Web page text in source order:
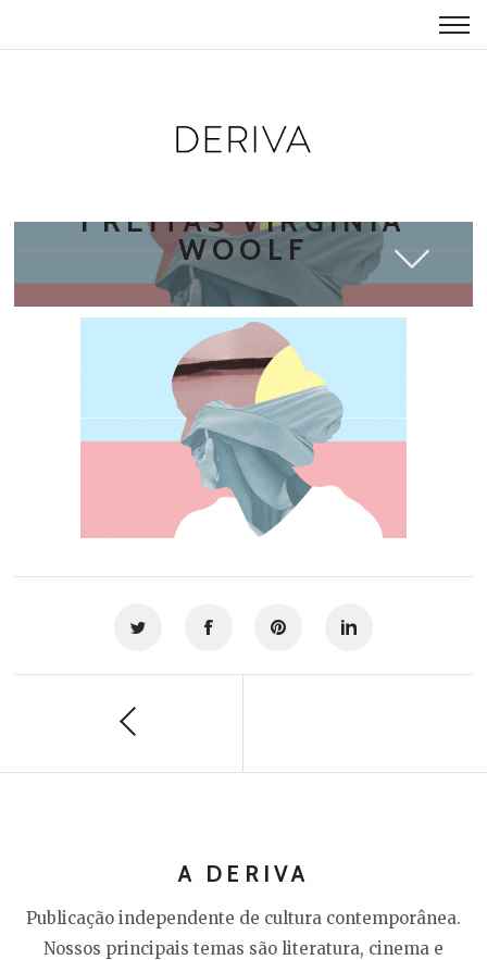
FREITAS VIRGINIA
WOOLF
A DERIVA
Publicação independente de cultura contemporânea.
Nossos principais temas são literatura, cinema e